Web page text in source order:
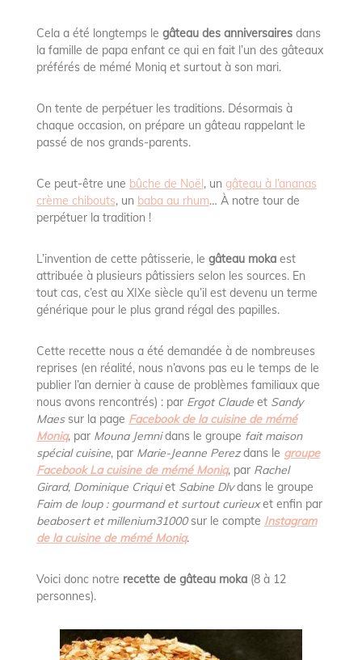
Cela a été longtemps le gâteau des anniversairesdans
la famille de papa enfant ce qui en fait l’un des gâteaux
préférés de mémé Moniq et surtout à son mari.
On tente de perpétuer les traditions. Désormais à
chaque occasion, on prépare un gâteau rappelant le
passé de nos grands-parents.
Ce peut-être une bûche de Noël, un gâteau à l’ananas
crème chibouts, un baba au rhum… À notre tour de
perpétuer la tradition !
L’invention de cette pâtisserie, le gâteau mokaest
attribuée à plusieurs pâtissiers selon les sources. En
tout cas, c’est au XIXe siècle qu’il est devenu un terme
générique pour le plus grand régal des papilles.
Cette recette nous a été demandée à de nombreuses
reprises (en réalité, nous n’avons pas eu le temps de le
publier l’an dernier à cause de problèmes familiaux que
nous avons rencontrés) : par Ergot Claude etSandy
Maessur la page Facebook de la cuisine de mémé
Moniq, par Mouna Jemnidans le groupe fait maison
spécial cuisine, par Marie-Jeanne Perezdans le groupe
Facebook La cuisine de mémé Moniq, par Rachel
Girard, Dominique CriquietSabine Dlvdans le groupe
Faim de loup : gourmand et surtout curieuxet enfin par
beabosert et millenium31000sur le compte Instagram
de la cuisine de mémé Moniq.
Voici donc notre recette de gâteau moka(8 à 12
personnes).